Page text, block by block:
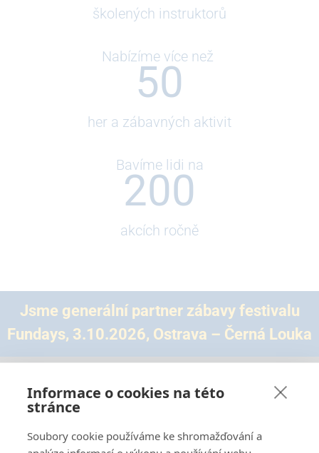
školených instruktorů
Nabízíme více než
her a zábavných aktivit
50
Bavíme lidi na
akcích ročně
200
Jsme generální partner zábavy festivalu
Fundays, 3.10.2026, Ostrava – Černá Louka
Mgr. David Wardas
Informace o cookies na této
stránce
Soubory cookie používáme ke shromažďování a